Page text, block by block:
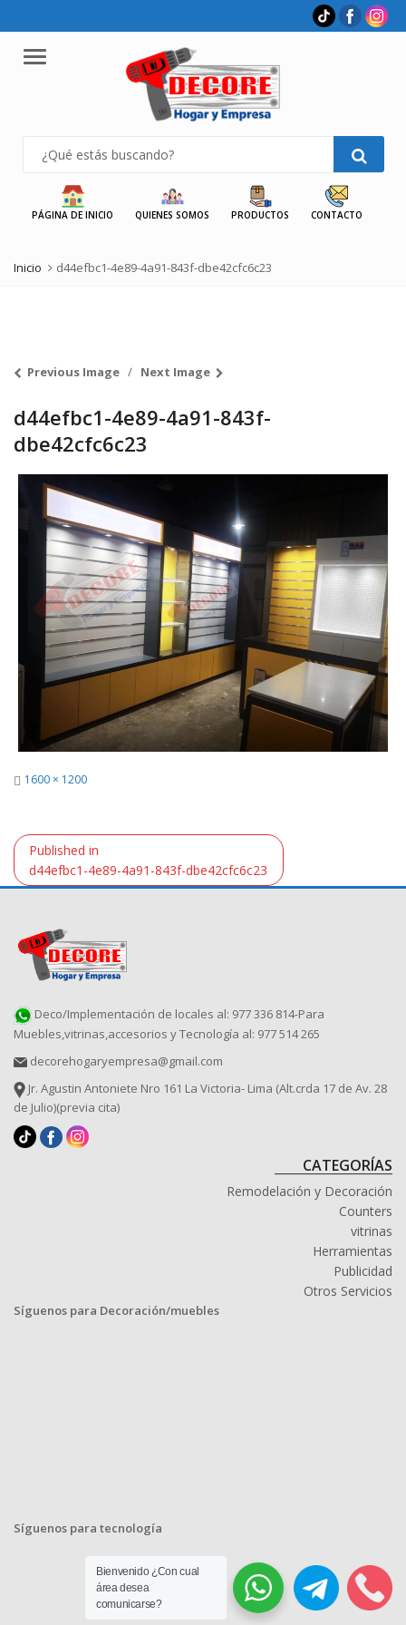
Menu
PÁGINA DE INICIO QUIENES SOMOS PRODUCTOS CONTACTO
Inicio d44efbc1-4e89-4a91-843f-dbe42cfc6c23
Previous Image Next Image
d44efbc1-4e89-4a91-843f-
dbe42cfc6c23
Full
1600 × 1200
Navegación
de
entradas
Published in
d44efbc1-4e89-4a91-843f-dbe42cfc6c23
Deco/Implementación de locales al: 977 336 814-Para
Muebles,vitrinas,accesorios y Tecnología al: 977 514 265
decorehogaryempresa@gmail.com
Jr. Agustin Antoniete Nro 161 La Victoria- Lima (Alt.crda 17 de Av. 28
de Julio)(previa cita)
CATEGORÍAS
Remodelación y Decoración
Counters
vitrinas
Herramientas
Publicidad
Otros Servicios
Síguenos para Decoración/muebles
Síguenos para tecnología
Bienvenido ¿Con cual
área desea
comunicarse?